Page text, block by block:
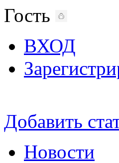
Гость
ВХОД
Добавить
Новости